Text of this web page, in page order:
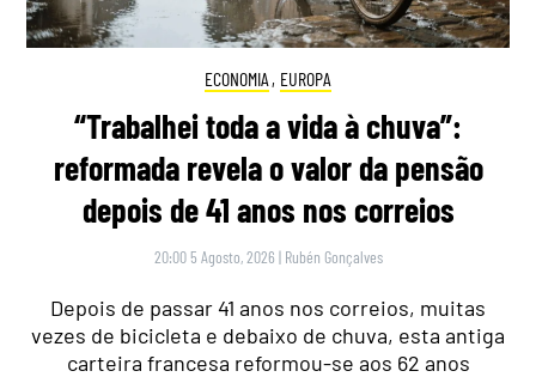
ECONOMIA , EUROPA
“Trabalhei toda a vida à chuva”:
reformada revela o valor da pensão
depois de 41 anos nos correios
20:00 5 Agosto, 2026 | Rubén Gonçalves
Depois de passar 41 anos nos correios, muitas
vezes de bicicleta e debaixo de chuva, esta antiga
carteira francesa reformou-se aos 62 anos